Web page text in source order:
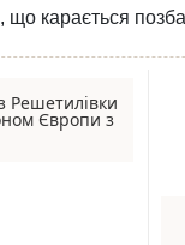
карається
Решетилівки
Європи з